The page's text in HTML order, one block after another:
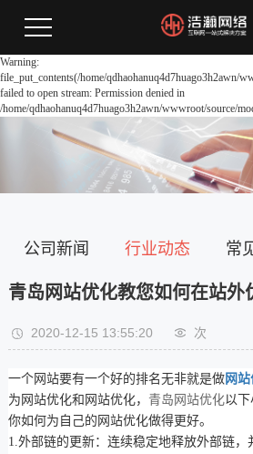
Warning:
file_put_contents(/home/qdhaohanuq4d7huago3h2awn/
failed to open stream: Permission denied in
/home/qdhaohanuq4d7huago3h2awn/wwwroot/source/
公司新闻 行业动态 常
青岛网站优化教您如何在站外
2020-12-15 13:55:20 次
一个网站要有一个好的排名无非就是做网站
为网站优化和网站优化， 青岛网站优化以下
你如何为自己的网站优化做得更好。
1.外部链的更新：连续稳定地释放外部链